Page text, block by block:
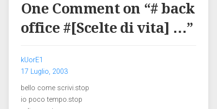
One Comment on “# back
office #[Scelte di vita] …”
kUorE1
17 Luglio, 2003
bello come scrivi.stop
io poco tempo.stop